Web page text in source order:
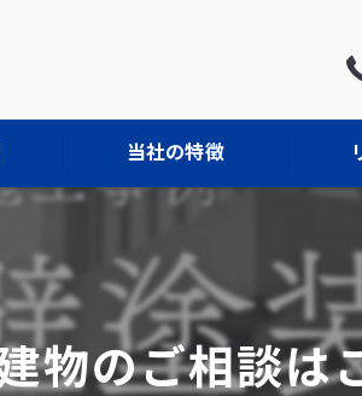
当社の特徴
外壁塗装
防水工事
物のご相談は